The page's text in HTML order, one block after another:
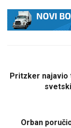
Pritzker najavio
Orban